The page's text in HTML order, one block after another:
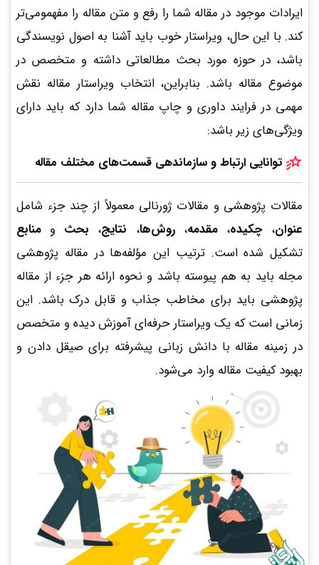
ایرادات موجود در مقاله شما را رفع و متن مقاله را مفهمومی‌تر
کند. با این حال، ویراستار خوب باید آشنا به اصول نویسندگی
باشد، در حوزه مورد بحث مطالعاتی داشته و متخصص در
موضوع مقاله باشد. بنابراین، انتخاب ویراستار مقاله نقش
مهمی در فرایند داوری و چاپ مقاله شما دارد که باید دارای
ویژگی‌های زیر باشد:
توانایی ارتباط و سازماندهی قسمت‌های مختلف مقاله
مقالات پژوهشی و مقالات ژورنالی معمولاً از چند جزء شامل
عنوان،چکیده،مقدمه،روش­‌ها، نتایج، بحث و منابع
تشکیل شده است. ترتیب این مؤلفه‌ها در مقاله پژوهشی
مجله باید به‌ هم پیوسته باشد و نحوه ارائه هر جزء از مقاله
پژوهشی باید برای مخاطب جذاب و قابل درک باشد. این
زمانی است که یک ویراستار حرفه‌ای آموزش دیده و متخصص
در زمینه مقاله با دانش زبانی پیشرفته برای صیقل دادن و
بهبود کیفیت مقاله وارد می‌شود.